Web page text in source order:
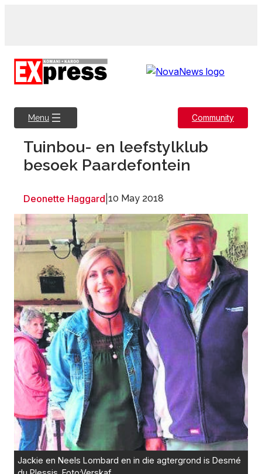
Menu Community
Tuinbou- en leefstylklub
besoek Paardefontein
Deonette Haggard 10 May 2018
Jackie en Neels Lombard en in die agtergrond is Desmé